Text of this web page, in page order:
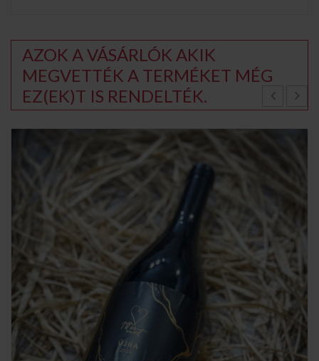
AZOK A VÁSÁRLÓK AKIK
MEGVETTÉK A TERMÉKET MÉG
EZ(EK)T IS RENDELTÉK.